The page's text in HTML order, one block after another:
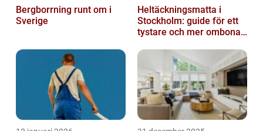
Bergborrning runt om i
Sverige
Heltäckningsmatta i
Stockholm: guide för ett
tystare och mer ombonat